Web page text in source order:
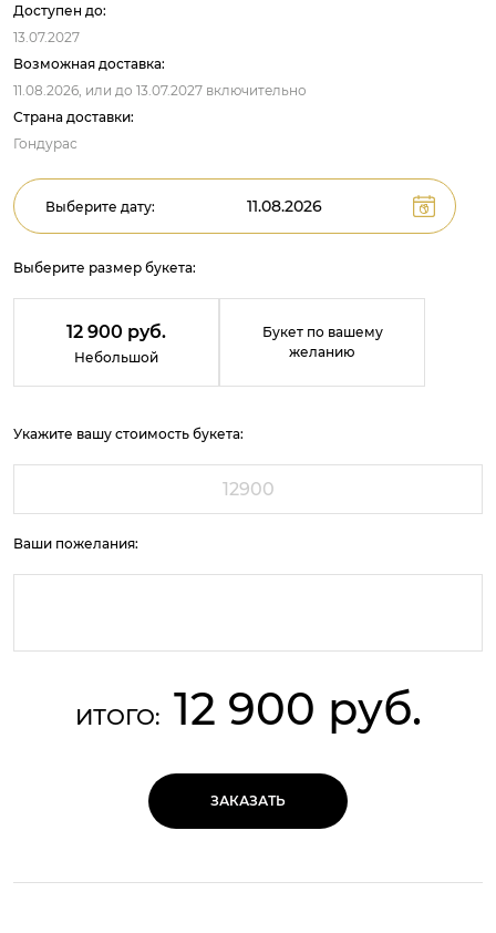
Доступен до:
13.07.2027
Возможная доставка:
11.08.2026, или до 13.07.2027 включительно
Страна доставки:
Гондурас
Выберите дату:
Выберите размер букета:
12 900 руб.
Небольшой
Букет по вашему
желанию
Укажите вашу стоимость букета:
Ваши пожелания:
ИТОГО: 12 900 руб.
ЗАКАЗАТЬ